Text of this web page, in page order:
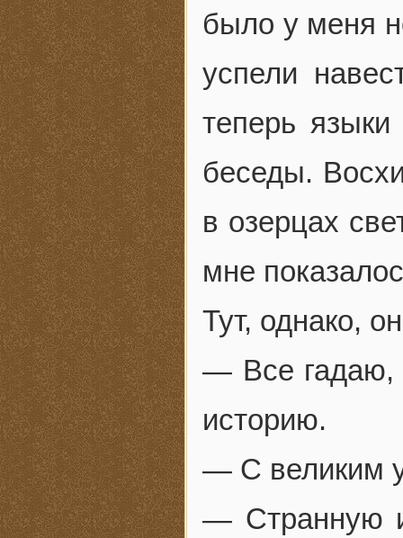
было у меня
успели
теперь
беседы.
в озерцах
мне
Тут, однако,
— Все гадаю,
историю.
— С великим
— Странную